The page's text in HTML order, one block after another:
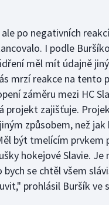
ale po negativních
I podle
měl mít údajně
mrzí reakce na tento
záměru mezi HC
projekt zajišťuje.
způsobem, než jak
být tmelícím prvkem
hokejové Slavie.
se chtěl všem
prohlásil Buršík ve